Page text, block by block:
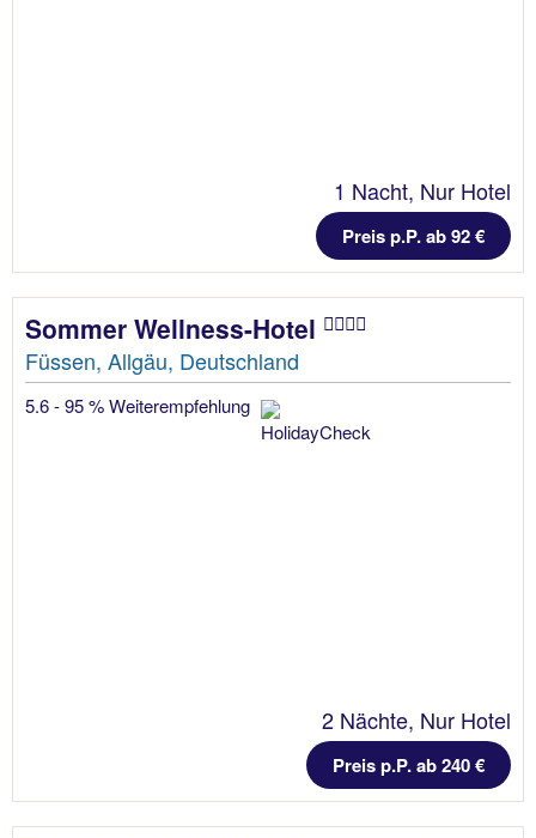
1 Nacht, Nur Hotel
Preis p.P. ab 92 €
Sommer Wellness-Hotel
Füssen, Allgäu, Deutschland
5.6 - 95 % Weiterempfehlung
2 Nächte, Nur Hotel
Preis p.P. ab 240 €